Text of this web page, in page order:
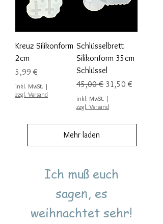
Kreuz Silikonform
2cm
Preis
5,99 €
inkl. MwSt. |
zzgl. Versand
Schlüsselbrett
Silikonform 35cm
Schlüssel
Standardpreis
45,00 € Sale-Preis
31,50 €
inkl. MwSt. |
zzgl. Versand
Mehr laden
Ich muß euch
sagen, es
weihnachtet sehr!